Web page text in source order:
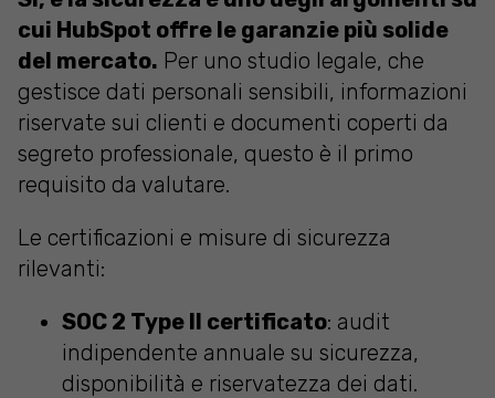
cui HubSpot offre le garanzie più solide
del mercato. Per uno studio legale, che
gestisce dati personali sensibili, informazioni
riservate sui clienti e documenti coperti da
segreto professionale, questo è il primo
requisito da valutare.
Le certificazioni e misure di sicurezza
rilevanti:
SOC 2 Type II certificato: audit
indipendente annuale su sicurezza,
disponibilità e riservatezza dei dati.